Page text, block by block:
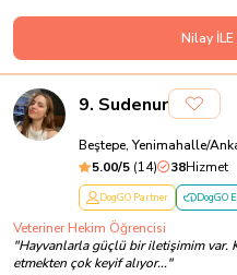
Nilay İLE
9. Sudenur
Beştepe, Yenimahalle/
5.00/5 (14) 38Hizmet
DogGO Partner DogGO
Veteriner Hekim Öğrencisi
"Hayvanlarla güçlü bir iletişimim var.
etmekten çok keyif alıyor..."